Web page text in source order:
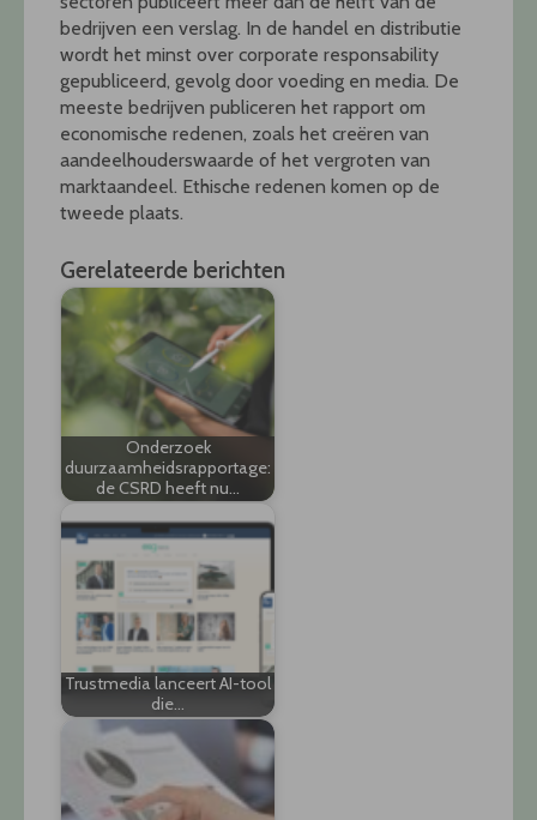
bedrijven een verslag. In de handel en distributie
wordt het minst over corporate responsability
gepubliceerd, gevolg door voeding en media. De
meeste bedrijven publiceren het rapport om
economische redenen, zoals het creëren van
aandeelhouderswaarde of het vergroten van
marktaandeel. Ethische redenen komen op de
tweede plaats.
Gerelateerde berichten
Onderzoek
duurzaamheidsrapportage:
de CSRD heeft nu…
Trustmedia lanceert AI-tool
die…